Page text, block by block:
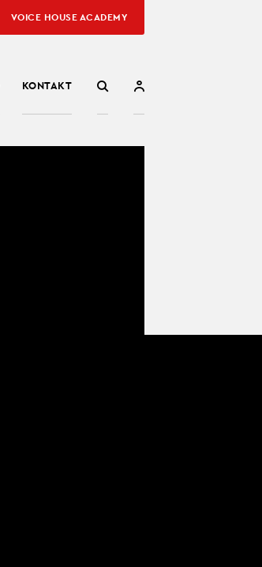
KONTAKT
VOICE HOUSE ACADEMY